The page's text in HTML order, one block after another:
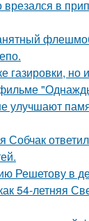
врезался в
улучшают
Собчак
Решетову в
54-летняя